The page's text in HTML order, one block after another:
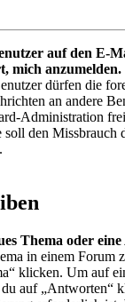
auf den E-
mich anzumelden.
dürfen die
an andere
Administration
den Missbrauch
Thema oder
in einem Forum
klicken. Um auf
auf „Antworten“